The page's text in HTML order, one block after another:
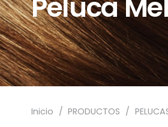
Peluca
Inicio / PRODUCTOS /